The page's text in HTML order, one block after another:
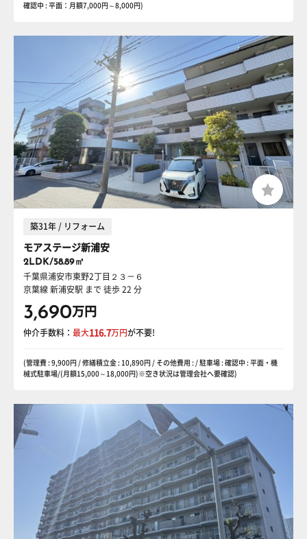
確認中 : 平面：月額7,000円～8,000円)
築31年 / リフォーム
モアステージ新浦安
2LDK/58.89㎡
千葉県浦安市東野2丁目２３－６
京葉線 新浦安駅 まで 徒歩 22 分
3,690万円
仲介手数料： 最大116.7万円が不要!
(管理費 : 9,900円 / 修繕積立金 : 10,890円 / その他費用 : / 駐車場 : 確認中 : 平面・機
械式駐車場/(月額15,000～18,000円)※空き状況は管理会社へ要確認)